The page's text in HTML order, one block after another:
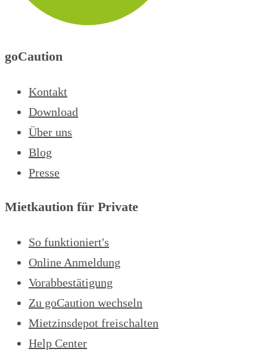
goCaution
Kontakt
Download
Über uns
Blog
Presse
Mietkaution für Private
So funktioniert's
Online Anmeldung
Vorabbestätigung
Zu goCaution wechseln
Mietzinsdepot freischalten
Help Center